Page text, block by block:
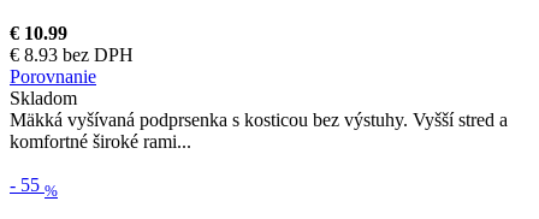
€ 10.99
€ 8.93 bez DPH
Porovnanie
Skladom
Mäkká vyšívaná podprsenka s kosticou bez výstuhy. Vyšší stred a
komfortné široké rami...
- 55 %